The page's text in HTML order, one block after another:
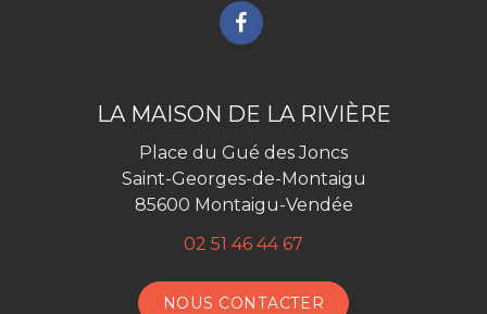
Lien
compte
Facebook
LA MAISON DE LA RIVIÈRE
Place du Gué des Joncs
Saint-Georges-de-Montaigu
85600 Montaigu-Vendée
02 51 46 44 67
NOUS CONTACTER